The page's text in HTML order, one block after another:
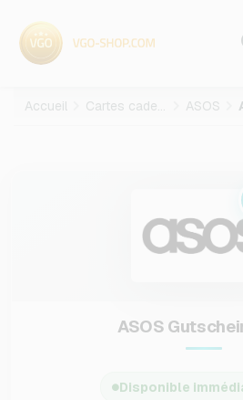
Accueil Cartes cadeaux ASOS
ASOS
Disponible